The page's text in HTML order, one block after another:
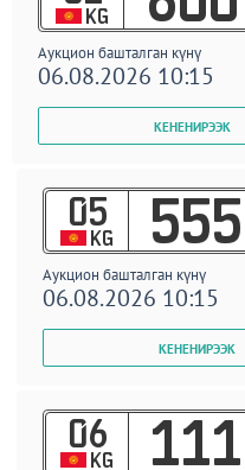
KG
Аукцион башталган күнү
06.08.2026 10:15
05
KG 555
Аукцион башталган күнү
06.08.2026 10:15
06
KG 111